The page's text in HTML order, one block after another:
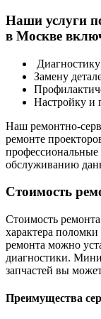
Наши услуги
в Москве
Замену
Настройку и
Наш ремонтно-
ремонте
профессиональные
обслуживанию
Стоимость
Стоимость
характера
ремонта можно
диагностики.
запчастей вы
Преимущества